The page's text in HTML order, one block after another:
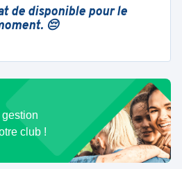
de disponible pour le
😔
club !